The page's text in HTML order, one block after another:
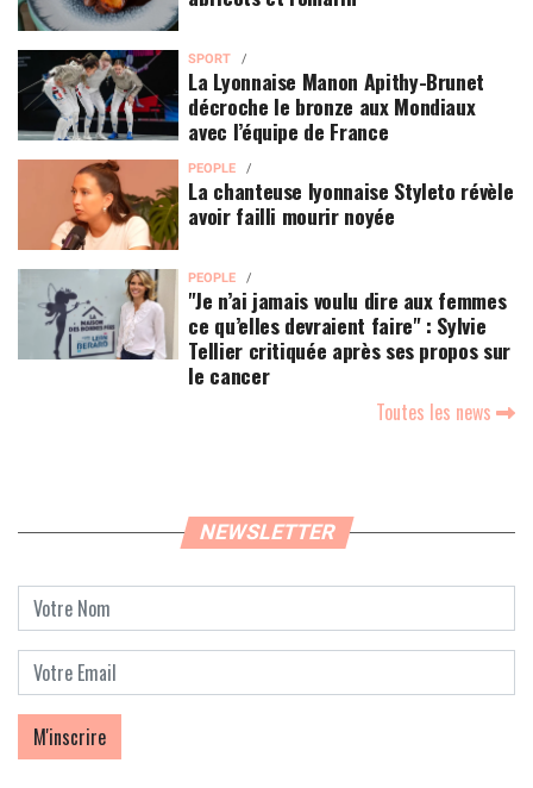
SPORT
La Lyonnaise Manon Apithy-Brunet
décroche le bronze aux Mondiaux
avec l’équipe de France
PEOPLE
La chanteuse lyonnaise Styleto révèle
avoir failli mourir noyée
PEOPLE
"Je n’ai jamais voulu dire aux femmes
ce qu’elles devraient faire" : Sylvie
Tellier critiquée après ses propos sur
le cancer
Toutes les news
NEWSLETTER